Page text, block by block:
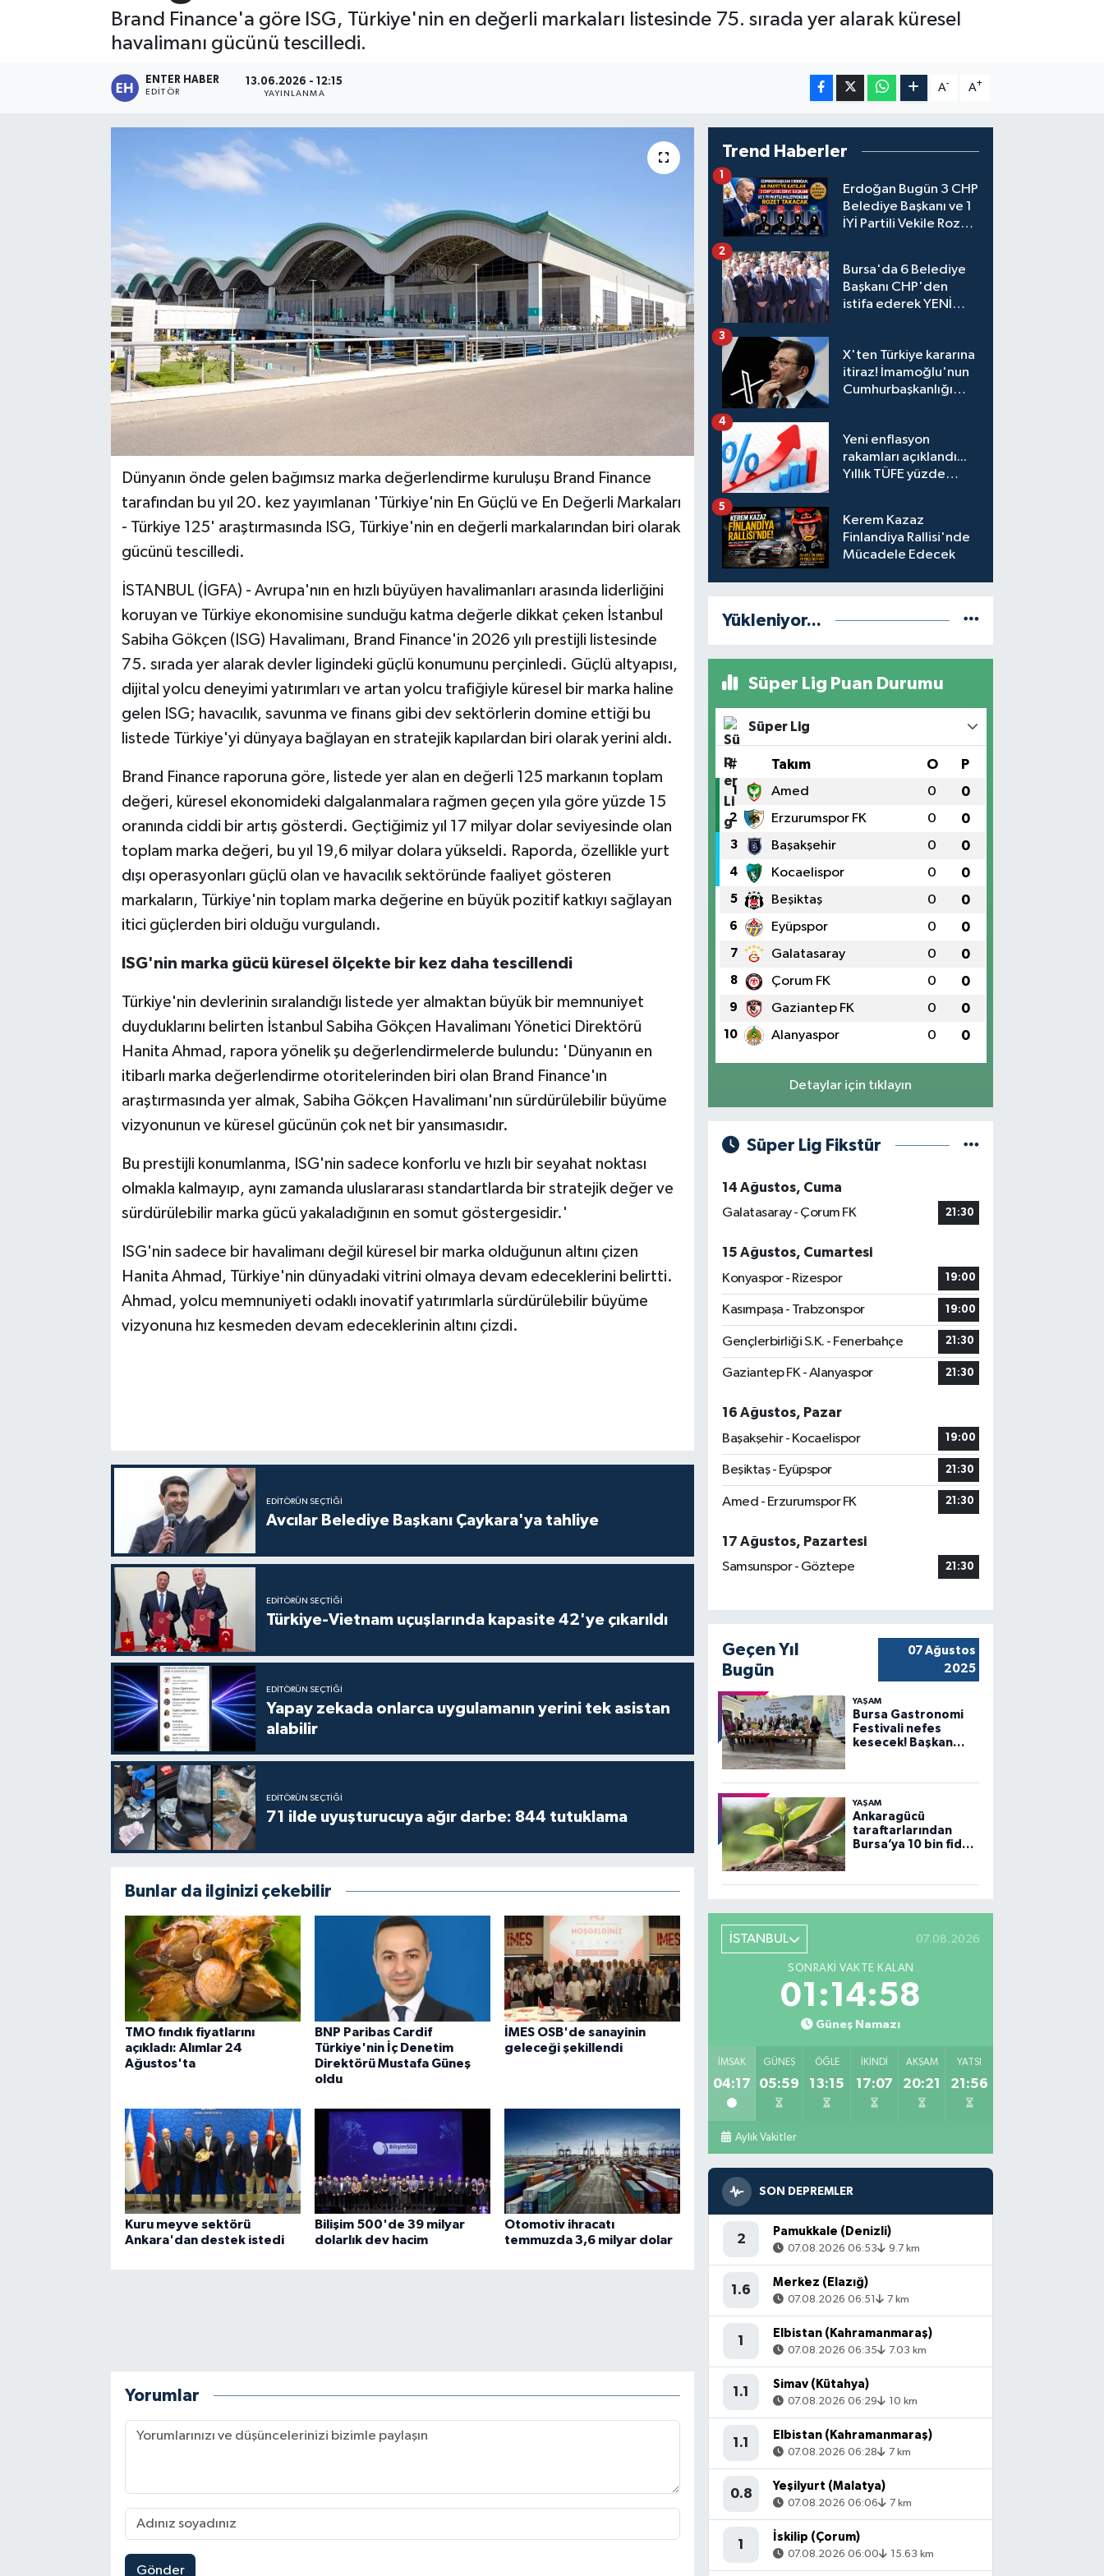
Brand Finance'a göre ISG, Türkiye'nin en değerli markaları listesinde 75. sırada yer alarak küresel
havalimanı gücünü tescilledi.
ENTER HABER
EDITÖR
13.06.2026 - 12:15
YAYINLANMA
A- A+
Dünyanın önde gelen bağımsız marka değerlendirme kuruluşu Brand Finance
tarafından bu yıl 20. kez yayımlanan 'Türkiye'nin En Güçlü ve En Değerli Markaları
- Türkiye 125' araştırmasında ISG, Türkiye'nin en değerli markalarından biri olarak
gücünü tescilledi.
İSTANBUL (İGFA) - Avrupa'nın en hızlı büyüyen havalimanları arasında liderliğini
koruyan ve Türkiye ekonomisine sunduğu katma değerle dikkat çeken İstanbul
Sabiha Gökçen (ISG) Havalimanı, Brand Finance'in 2026 yılı prestijli listesinde
75. sırada yer alarak devler ligindeki güçlü konumunu perçinledi. Güçlü altyapısı,
dijital yolcu deneyimi yatırımları ve artan yolcu trafiğiyle küresel bir marka haline
gelen ISG; havacılık, savunma ve finans gibi dev sektörlerin domine ettiği bu
listede Türkiye'yi dünyaya bağlayan en stratejik kapılardan biri olarak yerini aldı.
Brand Finance raporuna göre, listede yer alan en değerli 125 markanın toplam
değeri, küresel ekonomideki dalgalanmalara rağmen geçen yıla göre yüzde 15
oranında ciddi bir artış gösterdi. Geçtiğimiz yıl 17 milyar dolar seviyesinde olan
toplam marka değeri, bu yıl 19,6 milyar dolara yükseldi. Raporda, özellikle yurt
dışı operasyonları güçlü olan ve havacılık sektöründe faaliyet gösteren
markaların, Türkiye'nin toplam marka değerine en büyük pozitif katkıyı sağlayan
itici güçlerden biri olduğu vurgulandı.
ISG'nin marka gücü küresel ölçekte bir kez daha tescillendi
Türkiye'nin devlerinin sıralandığı listede yer almaktan büyük bir memnuniyet
duyduklarını belirten İstanbul Sabiha Gökçen Havalimanı Yönetici Direktörü
Hanita Ahmad, rapora yönelik şu değerlendirmelerde bulundu: 'Dünyanın en
itibarlı marka değerlendirme otoritelerinden biri olan Brand Finance'ın
araştırmasında yer almak, Sabiha Gökçen Havalimanı'nın sürdürülebilir büyüme
vizyonunun ve küresel gücünün çok net bir yansımasıdır.
Bu prestijli konumlanma, ISG'nin sadece konforlu ve hızlı bir seyahat noktası
olmakla kalmayıp, aynı zamanda uluslararası standartlarda bir stratejik değer ve
sürdürülebilir marka gücü yakaladığının en somut göstergesidir.'
ISG'nin sadece bir havalimanı değil küresel bir marka olduğunun altını çizen
Hanita Ahmad, Türkiye'nin dünyadaki vitrini olmaya devam edeceklerini belirtti.
Ahmad, yolcu memnuniyeti odaklı inovatif yatırımlarla sürdürülebilir büyüme
vizyonuna hız kesmeden devam edeceklerinin altını çizdi.
EDITÖRÜN SEÇTIĞI
Avcılar Belediye Başkanı Çaykara'ya tahliye
EDITÖRÜN SEÇTIĞI
Türkiye-Vietnam uçuşlarında kapasite 42'ye çıkarıldı
EDITÖRÜN SEÇTIĞI
Yapay zekada onlarca uygulamanın yerini tek asistan
alabilir
EDITÖRÜN SEÇTIĞI
71 ilde uyuşturucuya ağır darbe: 844 tutuklama
Bunlar da ilginizi çekebilir
TMO fındık fiyatlarını
açıkladı: Alımlar 24
Ağustos'ta
BNP Paribas Cardif
Türkiye'nin İç Denetim
Direktörü Mustafa Güneş
oldu
İMES OSB'de sanayinin
geleceği şekillendi
Kuru meyve sektörü
Ankara'dan destek istedi
Bilişim 500'de 39 milyar
dolarlık dev hacim
Otomotiv ihracatı
temmuzda 3,6 milyar dolar
Yorumlar
Gönder
Trend Haberler
Erdoğan Bugün 3 CHP
Belediye Başkanı ve 1
İYİ Partili Vekile Rozet
1
Bursa'da 6 Belediye
Başkanı CHP'den
istifa ederek YENİ
2
X'ten Türkiye kararına
itiraz! İmamoğlu'nun
Cumhurbaşkanlığı
engeli mahkemeye
taşındı
3
Yeni enflasyon
rakamları açıklandı...
Yıllık TÜFE yüzde
4
Kerem Kazaz
Finlandiya Rallisi'nde
Mücadele Edecek
5
Yükleniyor...
Süper Lig Puan Durumu
Süper Lig
# Takım O P
1 Amed 0 0
2 Erzurumspor FK 0 0
3 Başakşehir 0 0
4 Kocaelispor 0 0
5 Beşiktaş 0 0
6 Eyüpspor 0 0
7 Galatasaray 0 0
8 Çorum FK 0 0
9 Gaziantep FK 0 0
10 Alanyaspor 0 0
Detaylar için tıklayın
Süper Lig Fikstür
14 Ağustos, Cuma
Galatasaray - Çorum FK
21:30
15 Ağustos, Cumartesi
Konyaspor - Rizespor
19:00
Kasımpaşa - Trabzonspor 19:00
Gençlerbirliği S.K. - Fenerbahçe 21:30
Gaziantep FK - Alanyaspor 21:30
16 Ağustos, Pazar
Başakşehir - Kocaelispor
19:00
Beşiktaş - Eyüpspor 21:30
Amed - Erzurumspor FK 21:30
17 Ağustos, Pazartesi
Samsunspor - Göztepe
21:30
Geçen Yıl
Bugün
07 Ağustos
2025
YAŞAM
Bursa Gastronomi
Festivali nefes
kesecek! Başkan
açıklama
YAŞAM
Ankaragücü
taraftarlarından
Bursa’ya 10 bin fidan
İSTANBUL 07.08.2026
SONRAKI VAKTE KALAN
01:14:57
Güneş Namazı
İMSAK
04:17
GÜNEŞ
05:59
ÖĞLE
13:15
İKINDI
17:07
AKŞAM
20:21
YATSI
21:56
Aylık Vakitler
SON DEPREMLER
2
Pamukkale (Denizli)
07.08.2026 06:53 9.7 km
1.6
Merkez (Elazığ)
07.08.2026 06:51 7 km
1
Elbistan (Kahramanmaraş)
07.08.2026 06:35 7.03 km
1.1
Simav (Kütahya)
07.08.2026 06:29 10 km
1.1
Elbistan (Kahramanmaraş)
07.08.2026 06:28 7 km
0.8
Yeşilyurt (Malatya)
07.08.2026 06:06 7 km
1
İskilip (Çorum)
07.08.2026 06:00 15.63 km
KÜLTÜR SANAT